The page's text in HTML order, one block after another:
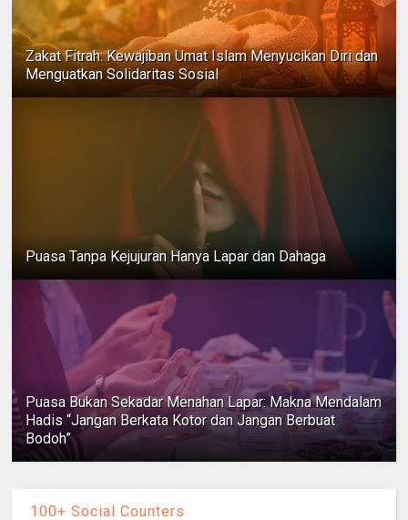
Zakat Fitrah: Kewajiban Umat Islam Menyucikan Diri dan
Menguatkan Solidaritas Sosial
Puasa Tanpa Kejujuran Hanya Lapar dan Dahaga
Puasa Bukan Sekadar Menahan Lapar: Makna Mendalam
Hadis “Jangan Berkata Kotor dan Jangan Berbuat
Bodoh”
100+ Social Counters